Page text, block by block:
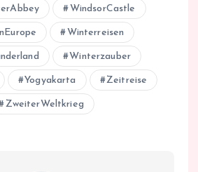
WindsorCastle
Winterreisen
Winterzauber
Yogyakarta Zeitreise
ZweiterWeltkrieg